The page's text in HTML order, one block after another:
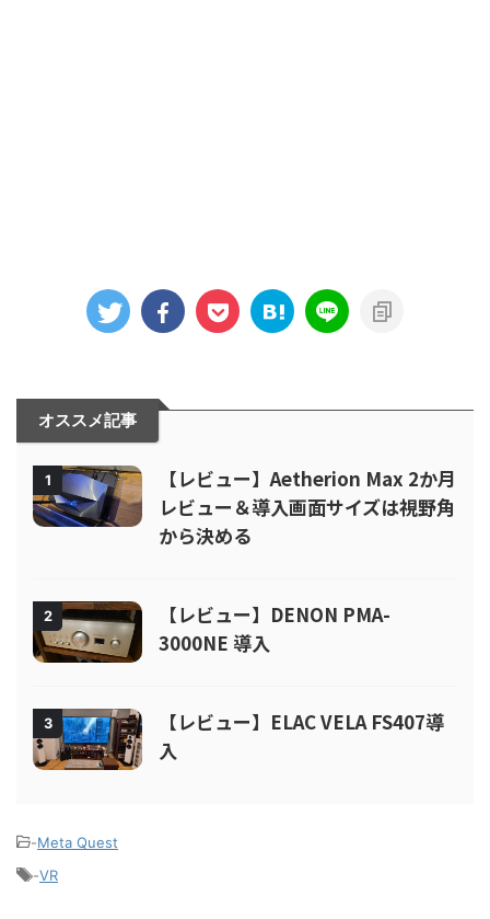
オススメ記事
1
【レビュー】Aetherion Max 2か月
レビュー＆導入画面サイズは視野角
から決める
2
【レビュー】DENON PMA-
3000NE 導入
3
【レビュー】ELAC VELA FS407導
入
-Meta Quest
-VR